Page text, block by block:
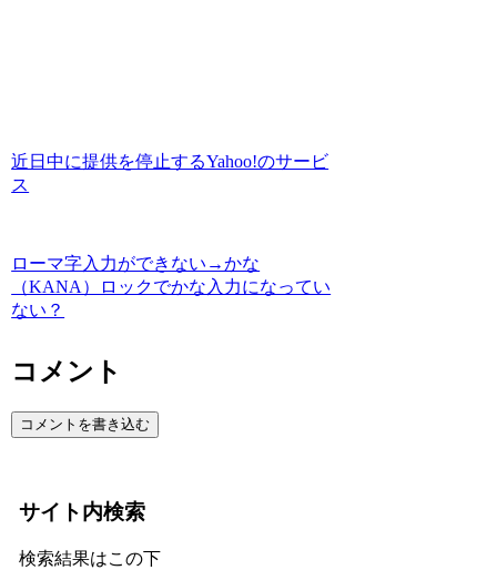
近日中に提供を停止するYahoo!のサービ
ス
ローマ字入力ができない→かな
（KANA）ロックでかな入力になってい
ない？
コメント
コメントを書き込む
サイト内検索
検索結果はこの下